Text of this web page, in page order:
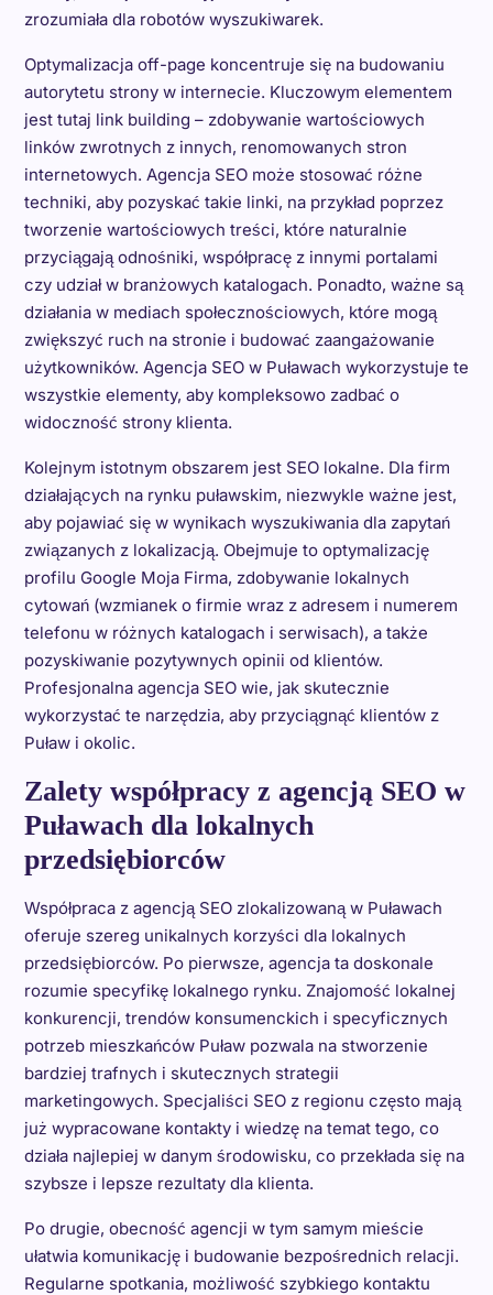
zrozumiała dla robotów wyszukiwarek.
Optymalizacja off-page koncentruje się na budowaniu
autorytetu strony w internecie. Kluczowym elementem
jest tutaj link building – zdobywanie wartościowych
linków zwrotnych z innych, renomowanych stron
internetowych. Agencja SEO może stosować różne
techniki, aby pozyskać takie linki, na przykład poprzez
tworzenie wartościowych treści, które naturalnie
przyciągają odnośniki, współpracę z innymi portalami
czy udział w branżowych katalogach. Ponadto, ważne są
działania w mediach społecznościowych, które mogą
zwiększyć ruch na stronie i budować zaangażowanie
użytkowników. Agencja SEO w Puławach wykorzystuje te
wszystkie elementy, aby kompleksowo zadbać o
widoczność strony klienta.
Kolejnym istotnym obszarem jest SEO lokalne. Dla firm
działających na rynku puławskim, niezwykle ważne jest,
aby pojawiać się w wynikach wyszukiwania dla zapytań
związanych z lokalizacją. Obejmuje to optymalizację
profilu Google Moja Firma, zdobywanie lokalnych
cytowań (wzmianek o firmie wraz z adresem i numerem
telefonu w różnych katalogach i serwisach), a także
pozyskiwanie pozytywnych opinii od klientów.
Profesjonalna agencja SEO wie, jak skutecznie
wykorzystać te narzędzia, aby przyciągnąć klientów z
Puław i okolic.
Zalety współpracy z agencją SEO w
Puławach dla lokalnych
przedsiębiorców
Współpraca z agencją SEO zlokalizowaną w Puławach
oferuje szereg unikalnych korzyści dla lokalnych
przedsiębiorców. Po pierwsze, agencja ta doskonale
rozumie specyfikę lokalnego rynku. Znajomość lokalnej
konkurencji, trendów konsumenckich i specyficznych
potrzeb mieszkańców Puław pozwala na stworzenie
bardziej trafnych i skutecznych strategii
marketingowych. Specjaliści SEO z regionu często mają
już wypracowane kontakty i wiedzę na temat tego, co
działa najlepiej w danym środowisku, co przekłada się na
szybsze i lepsze rezultaty dla klienta.
Po drugie, obecność agencji w tym samym mieście
ułatwia komunikację i budowanie bezpośrednich relacji.
Regularne spotkania, możliwość szybkiego kontaktu